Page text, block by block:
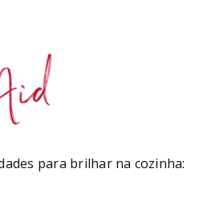
para brilhar na cozinha: